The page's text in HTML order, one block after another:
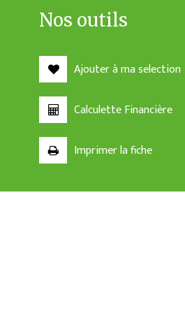
Nos outils
Ajouter à ma selection
Calculette Financière
Imprimer la fiche